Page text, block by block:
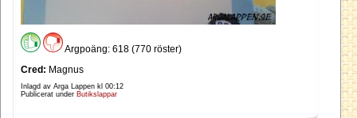
Argpoäng: 618 (770 röster)
Cred: Magnus
Inlagd av Arga Lappen kl 00:12
Publicerat under Butikslappar